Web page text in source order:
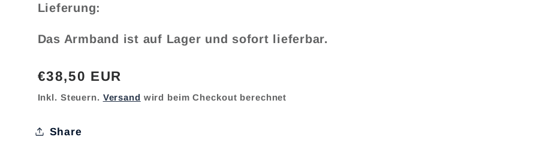
Lieferung:
Das Armband ist auf Lager und sofort lieferbar.
Normaler
Preis
€38,50 EUR
Inkl. Steuern. Versand wird beim Checkout berechnet
Share